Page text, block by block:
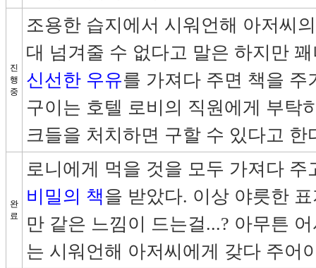
진
행
중
조용한 습지에서 시워언해 아저씨
대 넘겨줄 수 없다고 말은 하지만
신선한 우유를 가져다 주면 책을
구이는 호텔 로비의 직원에게 부탁
크들을 처치하면 구할 수 있다고
완
료
비밀의 책을 받았다. 이상 야릇한
만 같은 느낌이 드는걸...? 아무튼
는 시워언해 아저씨에게 갖다 주어